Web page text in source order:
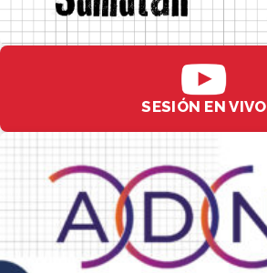
SESIÓN EN VIVO